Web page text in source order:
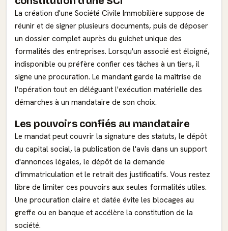
La création d'une Société Civile Immobilière suppose de
réunir et de signer plusieurs documents, puis de déposer
un dossier complet auprès du guichet unique des
formalités des entreprises. Lorsqu'un associé est éloigné,
indisponible ou préfère confier ces tâches à un tiers, il
signe une procuration. Le mandant garde la maîtrise de
l'opération tout en déléguant l'exécution matérielle des
démarches à un mandataire de son choix.
Les pouvoirs confiés au mandataire
Le mandat peut couvrir la signature des statuts, le dépôt
du capital social, la publication de l'avis dans un support
d'annonces légales, le dépôt de la demande
d'immatriculation et le retrait des justificatifs. Vous restez
libre de limiter ces pouvoirs aux seules formalités utiles.
Une procuration claire et datée évite les blocages au
greffe ou en banque et accélère la constitution de la
société.